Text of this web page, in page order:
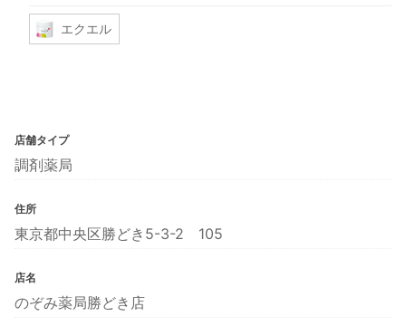
エクエル
店舗タイプ
調剤薬局
住所
東京都中央区勝どき5-3-2 105
店名
のぞみ薬局勝どき店